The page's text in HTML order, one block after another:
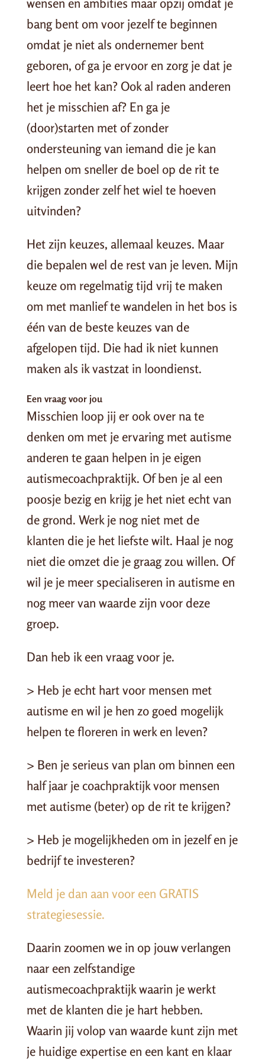
bang bent om voor jezelf te beginnen
omdat je niet als ondernemer bent
geboren, of ga je ervoor en zorg je dat je
leert hoe het kan? Ook al raden anderen
het je misschien af? En ga je
(door)starten met of zonder
ondersteuning van iemand die je kan
helpen om sneller de boel op de rit te
krijgen zonder zelf het wiel te hoeven
uitvinden?
Het zijn keuzes, allemaal keuzes. Maar
die bepalen wel de rest van je leven. Mijn
keuze om regelmatig tijd vrij te maken
om met manlief te wandelen in het bos is
één van de beste keuzes van de
afgelopen tijd. Die had ik niet kunnen
maken als ik vastzat in loondienst.
Een vraag voor jou
Misschien loop jij er ook over na te
denken om met je ervaring met autisme
anderen te gaan helpen in je eigen
autismecoachpraktijk. Of ben je al een
poosje bezig en krijg je het niet echt van
de grond. Werk je nog niet met de
klanten die je het liefste wilt. Haal je nog
niet die omzet die je graag zou willen. Of
wil je je meer specialiseren in autisme en
nog meer van waarde zijn voor deze
groep.
Dan heb ik een vraag voor je.
> Heb je echt hart voor mensen met
autisme en wil je hen zo goed mogelijk
helpen te floreren in werk en leven?
> Ben je serieus van plan om binnen een
half jaar je coachpraktijk voor mensen
met autisme (beter) op de rit te krijgen?
> Heb je mogelijkheden om in jezelf en je
bedrijf te investeren?
Meld je dan aan voor een GRATIS
strategiesessie.
Daarin zoomen we in op jouw verlangen
naar een zelfstandige
autismecoachpraktijk waarin je werkt
met de klanten die je hart hebben.
Waarin jij volop van waarde kunt zijn met
je huidige expertise en een kant en klaar